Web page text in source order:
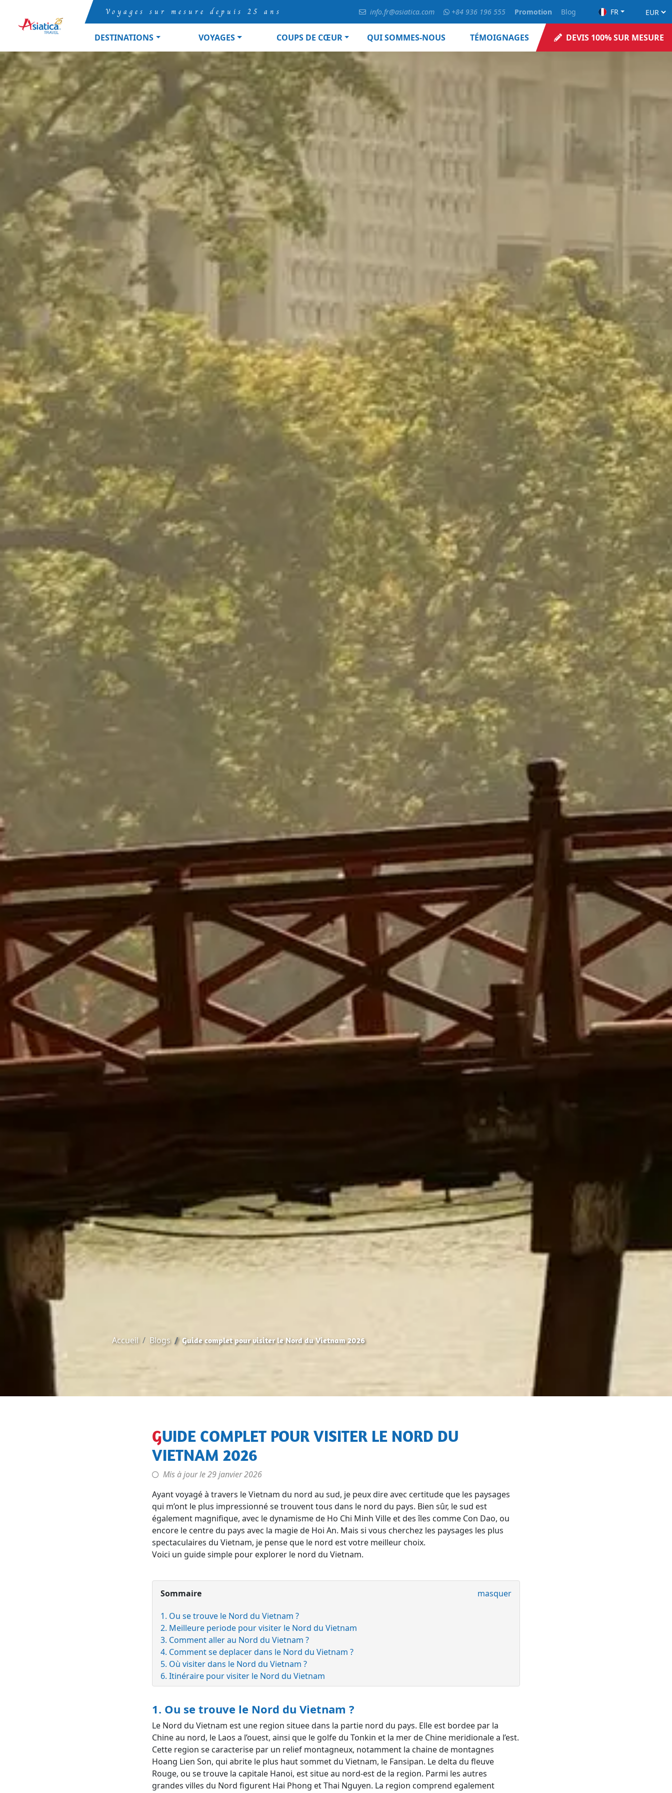
Voyages sur mesure depuis 25 ans info.fr@asiatica.com +84 936 196 555 Promotion Blog FR
DESTINATIONS VOYAGES COUPS DE CŒUR QUI SOMMES-NOUS TÉMOIGNAGES DEVIS 100% SUR MESURE
Accueil Blogs Guide complet pour visiter le Nord du Vietnam 2026
GUIDE COMPLET POUR VISITER LE NORD DU
VIETNAM 2026
Mis à jour le29 janvier 2026
Ayant voyagé à travers le Vietnam du nord au sud, je peux dire avec certitude que les paysages
qui m’ont le plus impressionné se trouvent tous dans le nord du pays. Bien sûr, le sud est
également magnifique, avec le dynamisme de Ho Chi Minh Ville et des îles comme Con Dao, ou
encore le centre du pays avec la magie de Hoi An. Mais si vous cherchez les paysages les plus
spectaculaires du Vietnam, je pense que le nord est votre meilleur choix.
Voici un guide simple pour explorer le nord du Vietnam.
Sommaire masquer
1. Ou se trouve le Nord du Vietnam ?
2. Meilleure periode pour visiter le Nord du Vietnam
3. Comment aller au Nord du Vietnam ?
4. Comment se deplacer dans le Nord du Vietnam ?
5. Où visiter dans le Nord du Vietnam ?
6. Itinéraire pour visiter le Nord du Vietnam
1. Ou se trouve le Nord du Vietnam ?
Le Nord du Vietnam est une region situee dans la partie nord du pays. Elle est bordee par la
Chine au nord, le Laos a l’ouest, ainsi que le golfe du Tonkin et la mer de Chine meridionale a l’est.
Cette region se caracterise par un relief montagneux, notamment la chaine de montagnes
Hoang Lien Son, qui abrite le plus haut sommet du Vietnam, le Fansipan. Le delta du fleuve
Rouge, ou se trouve la capitale Hanoi, est situe au nord-est de la region. Parmi les autres
grandes villes du Nord figurent Hai Phong et Thai Nguyen. La region comprend egalement